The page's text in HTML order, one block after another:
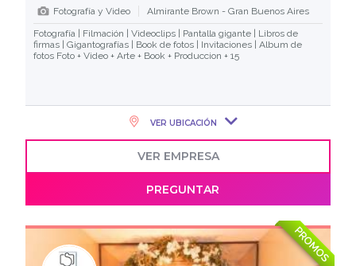
Fotografía y Video
Almirante Brown - Gran Buenos Aires
Fotografía | Filmación | Videoclips | Pantalla gigante | Libros de
firmas | Gigantografías | Book de fotos | Invitaciones | Album de
fotos Foto + Video + Arte + Book + Produccion + 15
VER UBICACIÓN
VER EMPRESA
PREGUNTAR
PROMOS